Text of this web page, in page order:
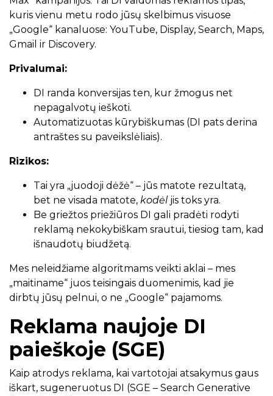
kuris vienu metu rodo jūsų skelbimus visuose
„Google“ kanaluose: YouTube, Display, Search, Maps,
Gmail ir Discovery.
Privalumai:
DI randa konversijas ten, kur žmogus net
nepagalvotų ieškoti.
Automatizuotas kūrybiškumas (DI pats derina
antraštes su paveikslėliais).
Rizikos:
Tai yra „juodoji dėžė“ – jūs matote rezultatą,
bet ne visada matote, kodėljis toks yra.
Be griežtos priežiūros DI gali pradėti rodyti
reklamą nekokybiškam srautui, tiesiog tam, kad
išnaudotų biudžetą.
Mes neleidžiame algoritmams veikti aklai – mes
„maitiname“ juos teisingais duomenimis, kad jie
dirbtų jūsų pelnui, o ne „Google“ pajamoms.
Reklama naujoje DI
paieškoje (SGE)
Kaip atrodys reklama, kai vartotojai atsakymus gaus
iškart, sugeneruotus DI (SGE – Search Generative